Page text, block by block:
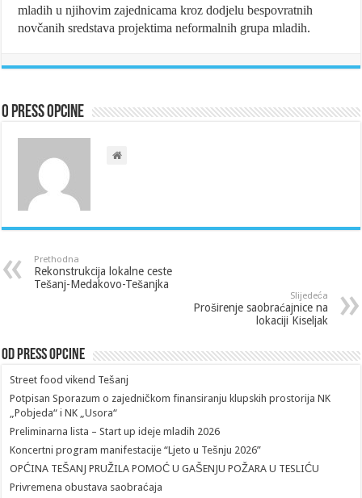
mladih u njihovim zajednicama kroz dodjelu bespovratnih
novčanih sredstava projektima neformalnih grupa mladih.
O Press Opcine
Prethodna
Rekonstrukcija lokalne ceste
Tešanj-Medakovo-Tešanjka
Slijedeća
Proširenje saobraćajnice na
lokaciji Kiseljak
Od Press Opcine
Street food vikend Tešanj
Potpisan Sporazum o zajedničkom finansiranju klupskih prostorija NK
„Pobjeda“ i NK „Usora“
Preliminarna lista – Start up ideje mladih 2026
Koncertni program manifestacije “Ljeto u Tešnju 2026”
OPĆINA TEŠANJ PRUŽILA POMOĆ U GAŠENJU POŽARA U TESLIĆU
Privremena obustava saobraćaja